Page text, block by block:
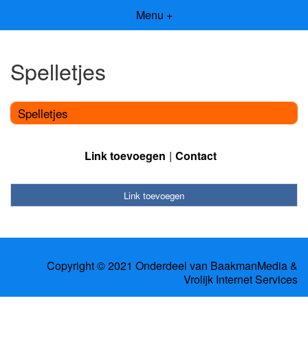
Menu +
Spelletjes
Spelletjes
Link toevoegen Contact
Link toevoegen
Copyright © 2021 Onderdeel van BaakmanMedia&
Vrolijk Internet Services